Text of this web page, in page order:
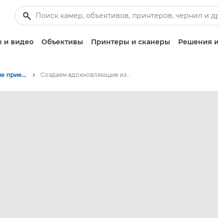
и видео Объективы Принтеры и сканеры Решения
Советы и технические приемы по фотографии и печати Создаем вдохновляющие изображения дома